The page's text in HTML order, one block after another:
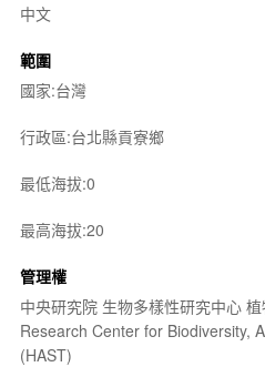
中文
範圍
國家:台灣
行政區:台北縣貢寮鄉
最低海拔:0
最高海拔:20
管理權
中央研究院 生物多樣性研究中心
Research Center for Biodiversity,
(HAST)